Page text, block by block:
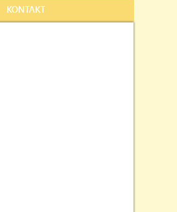
KONTAKT